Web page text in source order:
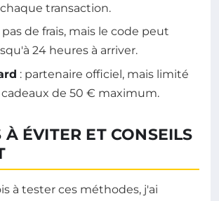
transaction.
pas de frais, mais le code peut
24 heures à arriver.
: partenaire officiel, mais limité
cadeaux de 50 € maximum.
À ÉVITER ET CONSEILS
à tester ces méthodes, j'ai